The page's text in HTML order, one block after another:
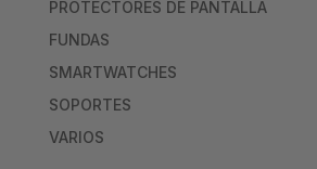
PROTECTORES DE PANTALLA
FUNDAS
SMARTWATCHES
SOPORTES
VARIOS